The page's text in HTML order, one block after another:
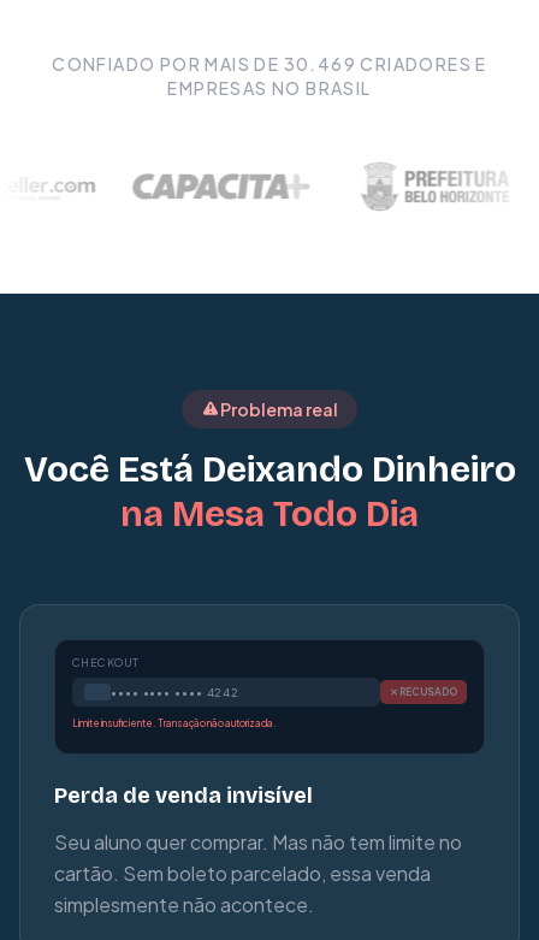
CONFIADO POR MAIS DE 30.469 CRIADORES E
EMPRESAS NO BRASIL
Problema real
Você Está Deixando Dinheiro
na Mesa Todo Dia
CHECKOUT
•••• •••• •••• 4242 ✕ RECUSADO
Limite insuficiente. Transação não autorizada.
Perda de venda invisível
Seu aluno quer comprar. Mas não tem limite no
cartão. Sem boleto parcelado, essa venda
simplesmente não acontece.